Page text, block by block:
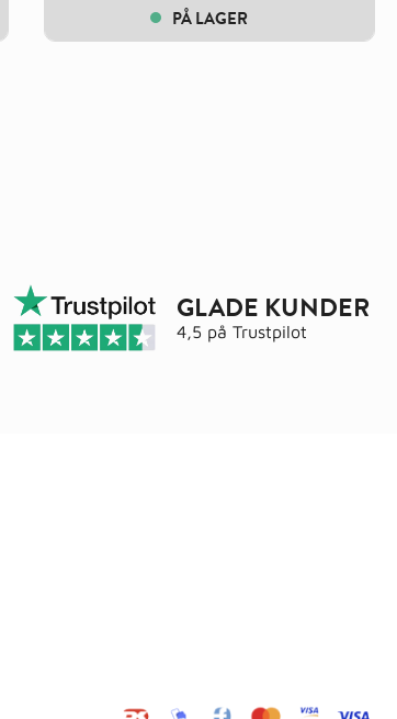
PÅ LAGER
GLADE KUNDER
4,5 på Trustpilot